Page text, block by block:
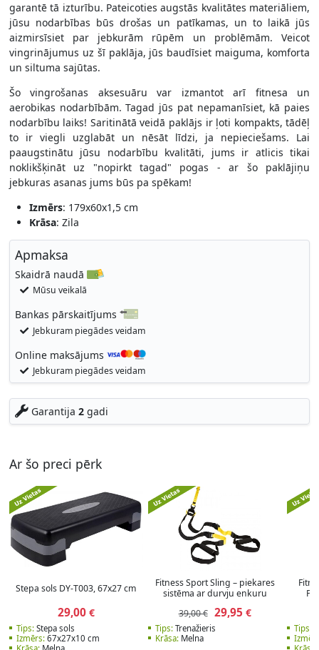
garantē tā izturību. Pateicoties augstās kvalitātes materiāliem,
jūsu nodarbības būs drošas un patīkamas, un to laikā jūs
aizmirsīsiet par jebkurām rūpēm un problēmām. Veicot
vingrinājumus uz šī paklāja, jūs baudīsiet maiguma, komforta
un siltuma sajūtas.
Šo vingrošanas aksesuāru var izmantot arī fitnesa un
aerobikas nodarbībām. Tagad jūs pat nepamanīsiet, kā paies
nodarbību laiks! Saritinātā veidā paklājs ir ļoti kompakts, tādēļ
to ir viegli uzglabāt un nēsāt līdzi, ja nepieciešams. Lai
paaugstinātu jūsu nodarbību kvalitāti, jums ir atlicis tikai
noklikšķināt uz "nopirkt tagad" pogas - ar šo paklājiņu
jebkuras asanas jums būs pa spēkam!
Izmērs: 179x60x1,5 cm
Krāsa: Zila
Apmaksa
Skaidrā naudā
Mūsu veikalā
Bankas pārskaitījums
Jebkuram piegādes veidam
Online maksājums
Jebkuram piegādes veidam
Garantija 2gadi
Ar šo preci pērk
Stepa sols DY-T003, 67x27 cm
29,00€
Tips:Stepa sols
Izmērs:67x27x10 cm
Fitness Sport Sling – piekares
sistēma ar durvju enkuru
39,00 € 29,95 €
Tips:Trenažieris
Krāsa:Melna
Tips: